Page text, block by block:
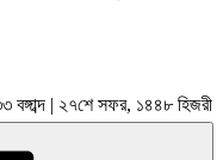
| ২৭শে সফর, ১৪৪৮ হিজরী